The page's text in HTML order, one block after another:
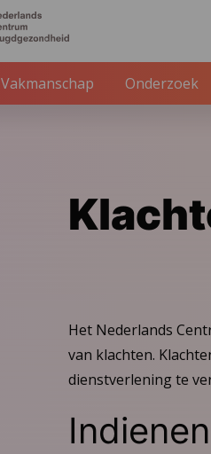
Vakmanschap Onderzoek
Het Nederlands
van klachten.
dienstverlening te